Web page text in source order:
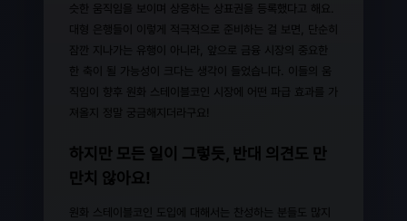
슷한 움직임을 보이며 상응하는 상표권을 등록했다고 해요.
대형 은행들이 이렇게 적극적으로 준비하는 걸 보면, 단순히
잠깐 지나가는 유행이 아니라, 앞으로 금융 시장의 중요한
한 축이 될 가능성이 크다는 생각이 들었습니다. 이들의 움
직임이 향후 원화 스테이블코인 시장에 어떤 파급 효과를 가
져올지 정말 궁금해지더라구요!
하지만 모든 일이 그렇듯, 반대 의견도 만
만치 않아요!
원화 스테이블코인 도입에 대해서는 찬성하는 분들도 많지